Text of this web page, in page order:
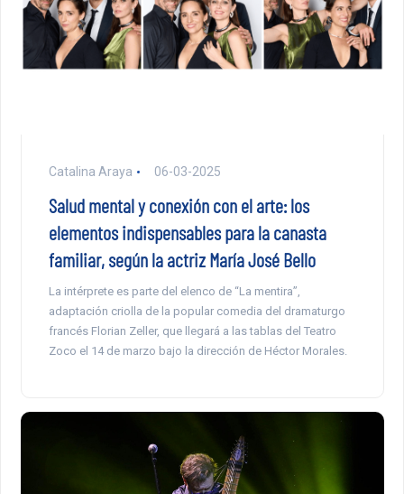
Catalina Araya 06-03-2025
Salud mental y conexión con el arte: los
elementos indispensables para la canasta
familiar, según la actriz María José Bello
La intérprete es parte del elenco de “La mentira”,
adaptación criolla de la popular comedia del dramaturgo
francés Florian Zeller, que llegará a las tablas del Teatro
Zoco el 14 de marzo bajo la dirección de Héctor Morales.